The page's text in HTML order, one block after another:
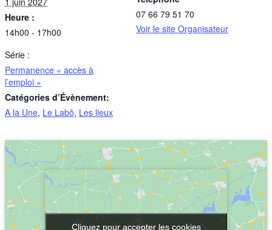
Heure :
14h00 - 17h00
Série :
Permanence « accès à
l’emploi »
Catégories d’Évènement:
A la Une, Le Labô, Les lieux
07 66 79 51 70
Voir le site Organisateur
Cliquez pour accepter les cookies
Cliquez pour accepter les cookies